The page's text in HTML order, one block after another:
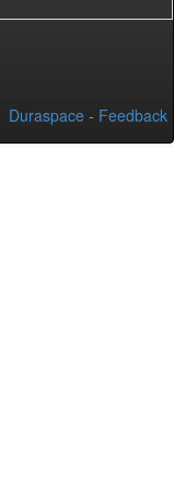
Duraspace - Feedback